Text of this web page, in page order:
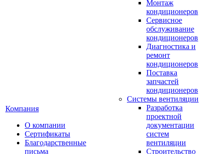
Компания
О компании
Сертификаты
Благодарственные
письма
Монтаж
кондиционеров
Сервисное
обслуживание
кондиционеров
Диагностика и
ремонт
кондиционеров
Поставка
запчастей
кондиционеров
Системы вентиляции
Разработка
проектной
документации
систем
вентиляции
Строительство